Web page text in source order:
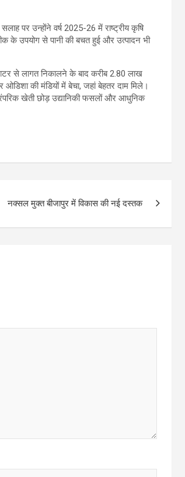
पर उन्होंने वर्ष 2025-26 में राष्ट्रीय कृषि
के उपयोग से पानी की बचत हुई और उत्पादन भी
से लागत निकालने के बाद करीब 2.80 लाख
की मंडियों में बेचा, जहां बेहतर दाम मिले।
खेती छोड़ उद्यानिकी फसलों और आधुनिक
नक्सल मुक्त बीजापुर में विकास की नई दस्तक